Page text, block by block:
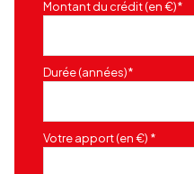
Montant du crédit (en €)*
Durée (années)*
Votre apport (en €) *